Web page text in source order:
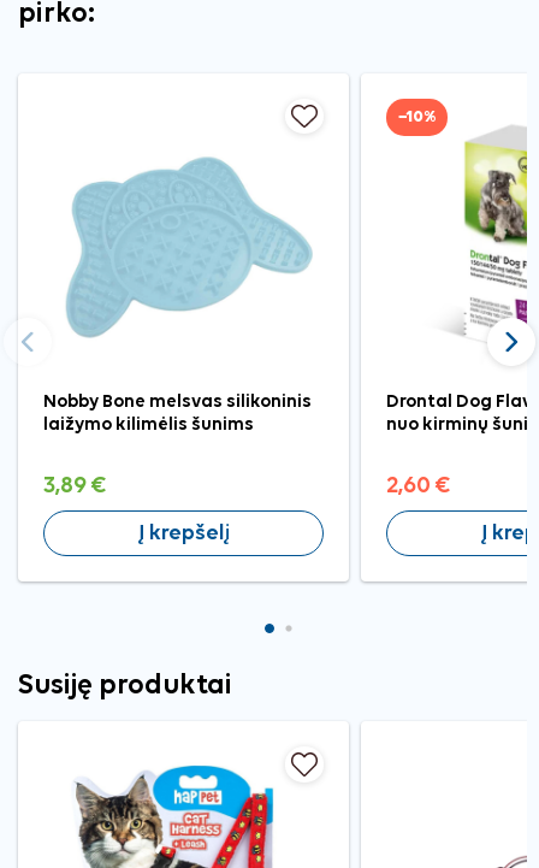
pirko:
Nobby Bone melsvas silikoninis
laižymo kilimėlis šunims
3,89 €
Į krepšelį
−10%
Drontal Dog
nuo kirminų
2,60 €
Į
Ankstesnis
Susiję produktai